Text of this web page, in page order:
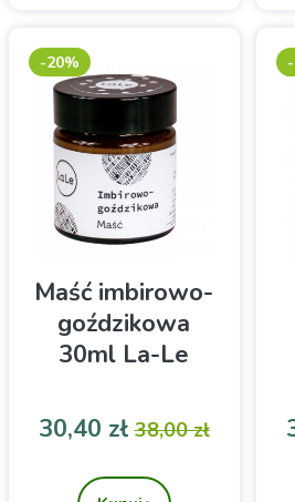
Maść imbirowo-
goździkowa
30ml La-Le
olejków eterycznych
Cena
30,40 złCena
38,00 zł
-20%